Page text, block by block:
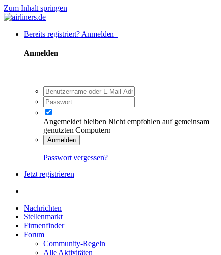
Zum Inhalt springen
Bereits registriert? Anmelden
Anmelden
Angemeldet bleiben Nicht empfohlen auf gemeinsam
genutzten Computern
Anmelden
Passwort vergessen?
Jetzt registrieren
Nachrichten
Stellenmarkt
Firmenfinder
Forum
Community-Regeln
Alle Aktivitäten